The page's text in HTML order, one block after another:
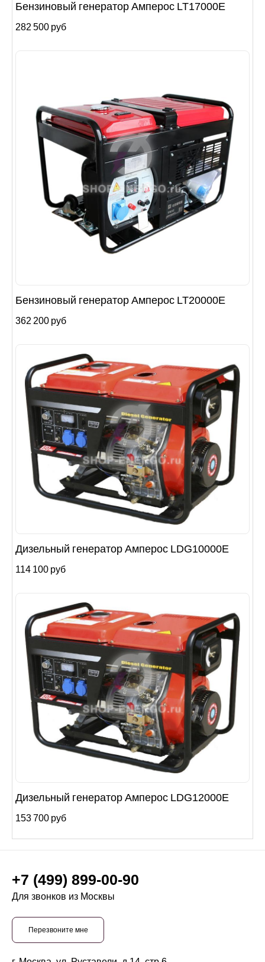
Бензиновый генератор Амперос LT17000E
282 500 руб
Бензиновый генератор Амперос LT20000E
362 200 руб
Дизельный генератор Амперос LDG10000E
114 100 руб
Дизельный генератор Амперос LDG12000E
153 700 руб
+7 (499) 899-00-90
Для звонков из Москвы
Перезвоните мне